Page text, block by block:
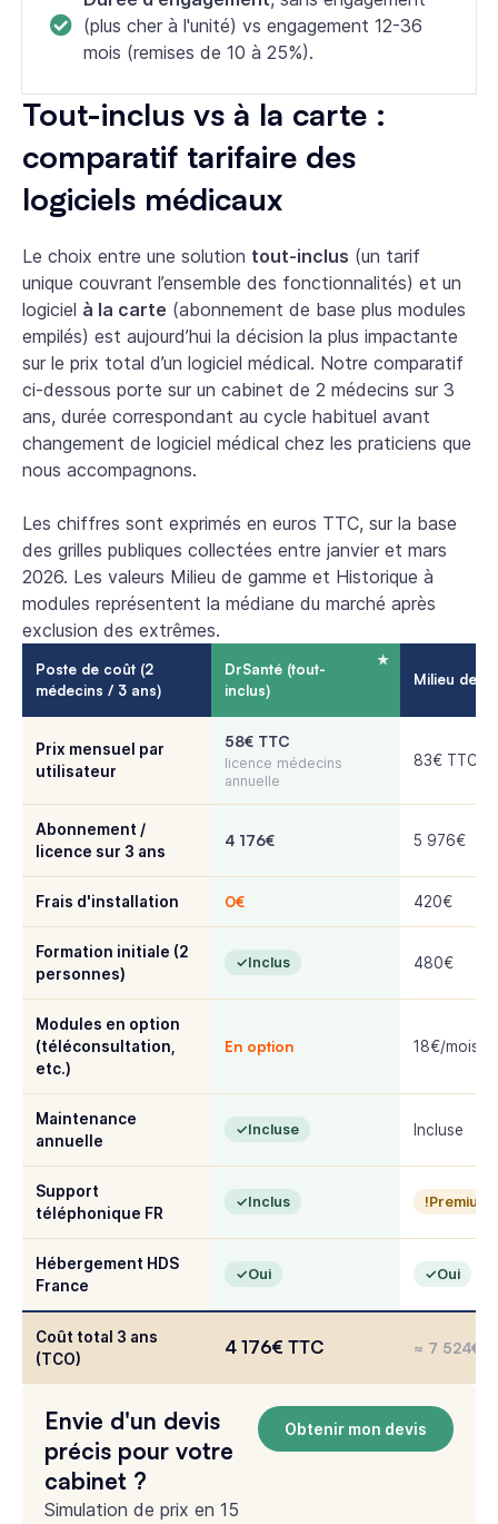
(plus cher à l'unité) vs engagement 12-36
mois (remises de 10 à 25%).
Tout-inclus vs à la carte :
comparatif tarifaire des
logiciels médicaux
Le choix entre une solution tout-inclus (un tarif
unique couvrant l’ensemble des fonctionnalités) et un
logiciel à la carte (abonnement de base plus modules
empilés) est aujourd’hui la décision la plus impactante
sur le prix total d’un logiciel médical. Notre comparatif
ci-dessous porte sur un cabinet de 2 médecins sur 3
ans, durée correspondant au cycle habituel avant
changement de logiciel médical chez les praticiens que
nous accompagnons.
Les chiffres sont exprimés en euros TTC, sur la base
des grilles publiques collectées entre janvier et mars
2026. Les valeurs Milieu de gamme et Historique à
modules représentent la médiane du marché après
exclusion des extrêmes.
Poste de coût (2
médecins / 3 ans)
DrSanté (tout-
inclus)
Milieu de
Prix mensuel par
utilisateur
58€ TTC
licence médecins
annuelle
83€ TTC
Abonnement /
licence sur 3 ans
4 176€ 5 976€
Frais d'installation 0€ 420€
Formation initiale (2
personnes)
Inclus 480€
Modules en option
(téléconsultation,
etc.)
En option 18€/mois
Maintenance
annuelle
Incluse Incluse
Support
téléphonique FR
Inclus Premium
Hébergement HDS
France
Oui Oui
Coût total 3 ans
(TCO)
4 176€ TTC ≈ 7 524€
Envie d'un devis
précis pour votre
cabinet ?
Simulation de prix en 15
Obtenir mon devis